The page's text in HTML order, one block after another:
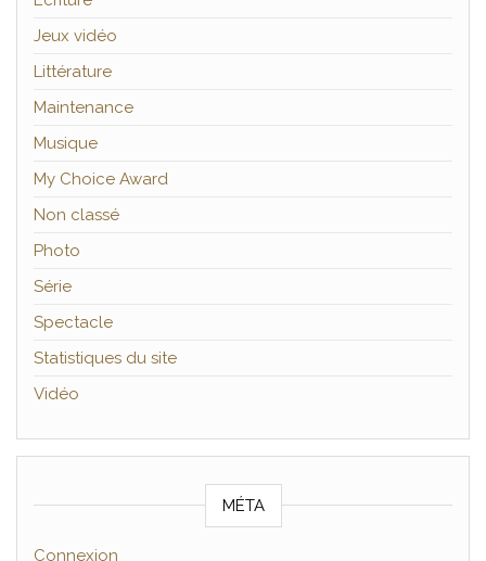
Jeux vidéo
Littérature
Maintenance
Musique
My Choice Award
Non classé
Photo
Série
Spectacle
Statistiques du site
Vidéo
MÉTA
Connexion